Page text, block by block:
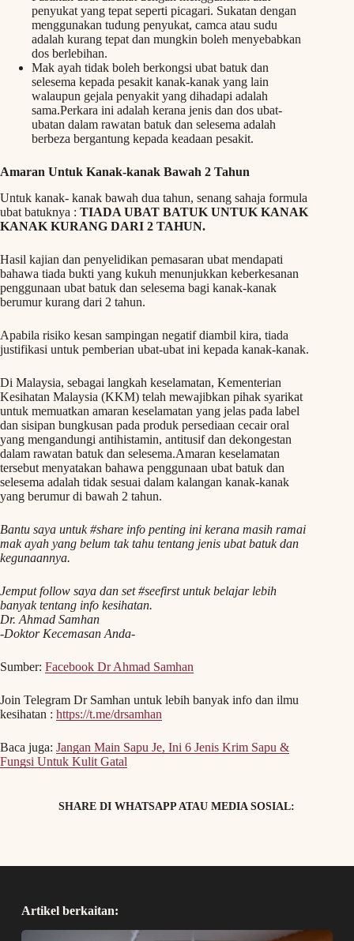
penyukat yang tepat seperti picagari. Sukatan dengan
menggunakan tudung penyukat, camca atau sudu
adalah kurang tepat dan mungkin boleh menyebabkan
dos berlebihan.
Mak ayah tidak boleh berkongsi ubat batuk dan
selesema kepada pesakit kanak-kanak yang lain
walaupun gejala penyakit yang dihadapi adalah
sama.Perkara ini adalah kerana jenis dan dos ubat-
ubatan dalam rawatan batuk dan selesema adalah
berbeza bergantung kepada keadaan pesakit.
Amaran Untuk Kanak-kanak Bawah 2 Tahun
Untuk kanak- kanak bawah dua tahun, senang sahaja formula
ubat batuknya : TIADA UBAT BATUK UNTUK KANAK
KANAK KURANG DARI 2 TAHUN.
Hasil kajian dan penyelidikan pemasaran ubat mendapati
bahawa tiada bukti yang kukuh menunjukkan keberkesanan
penggunaan ubat batuk dan selesema bagi kanak-kanak
berumur kurang dari 2 tahun.
Apabila risiko kesan sampingan negatif diambil kira, tiada
justifikasi untuk pemberian ubat-ubat ini kepada kanak-kanak.
Di Malaysia, sebagai langkah keselamatan, Kementerian
Kesihatan Malaysia (KKM) telah mewajibkan pihak syarikat
untuk memuatkan amaran keselamatan yang jelas pada label
dan sisipan bungkusan pada produk persediaan cecair oral
yang mengandungi antihistamin, antitusif dan dekongestan
dalam rawatan batuk dan selesema.Amaran keselamatan
tersebut menyatakan bahawa penggunaan ubat batuk dan
selesema adalah tidak sesuai dalam kalangan kanak-kanak
yang berumur di bawah 2 tahun.
Bantu saya untuk #share info penting ini kerana masih ramai
mak ayah yang belum tak tahu tentang jenis ubat batuk dan
kegunaannya.
Jemput follow saya dan set #seefirst untuk belajar lebih
banyak tentang info kesihatan.
Dr. Ahmad Samhan
-Doktor Kecemasan Anda-
Sumber: Facebook Dr Ahmad Samhan
Join Telegram Dr Samhan untuk lebih banyak info dan ilmu
kesihatan : https://t.me/drsamhan
Baca juga: Jangan Main Sapu Je, Ini 6 Jenis Krim Sapu &
Fungsi Untuk Kulit Gatal
SHARE DI WHATSAPP ATAU MEDIA SOSIAL:
Artikel berkaitan: